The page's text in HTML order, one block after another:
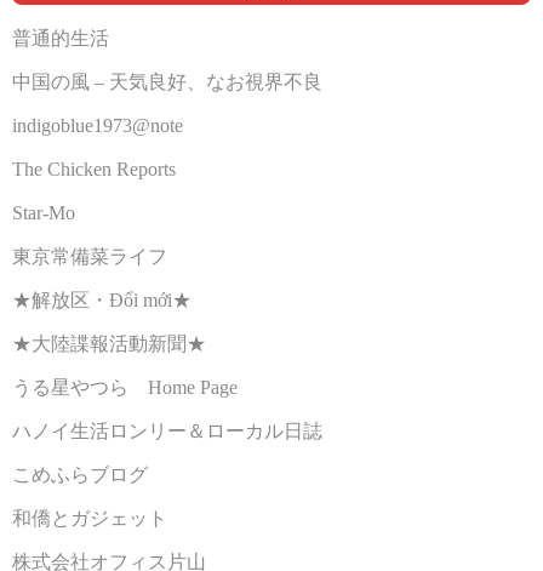
普通的生活
中国の風 – 天気良好、なお視界不良
indigoblue1973@note
The Chicken Reports
Star-Mo
東京常備菜ライフ
★解放区・Đổi mới★
★大陸諜報活動新聞★
うる星やつら Home Page
ハノイ生活ロンリー＆ローカル日誌
こめふらブログ
和僑とガジェット
株式会社オフィス片山